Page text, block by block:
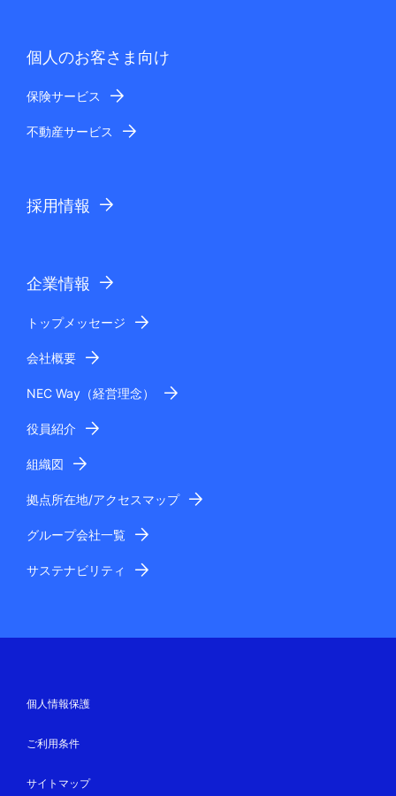
個人のお客さま向け
保険サービス
不動産サービス
採用情報
企業情報
トップメッセージ
会社概要
NEC Way（経営理念）
役員紹介
組織図
拠点所在地/アクセスマップ
グループ会社一覧
サステナビリティ
個人情報保護
ご利用条件
サイトマップ